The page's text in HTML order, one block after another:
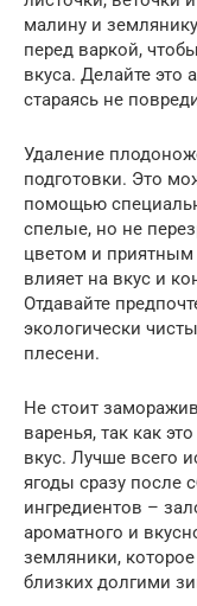
малину и
перед варкой,
вкуса. Делайте это
стараясь не
Удаление
подготовки. Это
помощью
спелые, но не
цветом и приятным
влияет на вкус и
Отдавайте
экологически
плесени.
Не стоит
варенья, так как
вкус. Лучше всего
ягоды сразу после
ингредиентов –
ароматного и
земляники,
близких долгими